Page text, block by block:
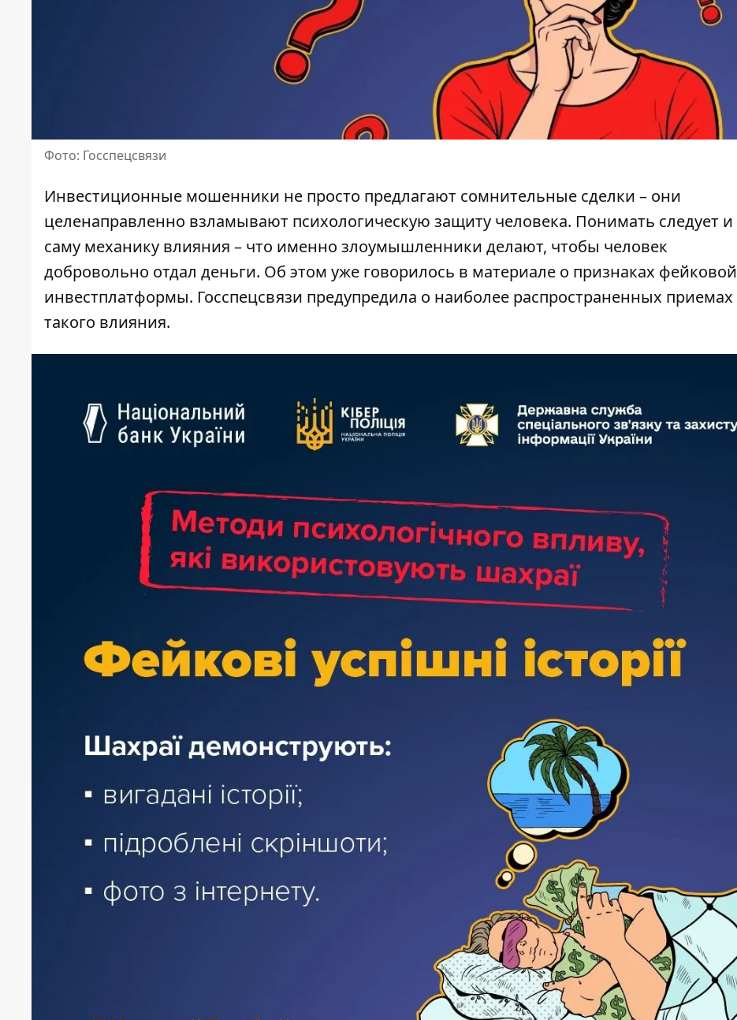
Фото: Госспецсвязи
Инвестиционные мошенники не просто предлагают сомнительные сделки – они
целенаправленно взламывают психологическую защиту человека. Понимать следует и
саму механику влияния – что именно злоумышленники делают, чтобы человек
добровольно отдал деньги. Об этом уже говорилось в материале о признаках фейковой
инвестплатформы. Госспецсвязи предупредила о наиболее распространенных приемах
такого влияния.